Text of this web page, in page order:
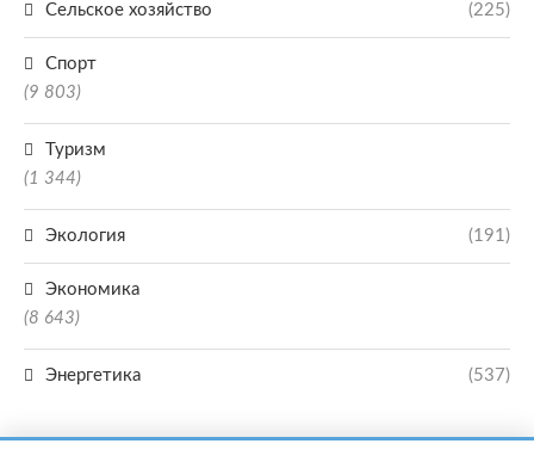
Сельское хозяйство (225)
Спорт
(9 803)
Туризм
(1 344)
Экология (191)
Экономика
(8 643)
Энергетика (537)